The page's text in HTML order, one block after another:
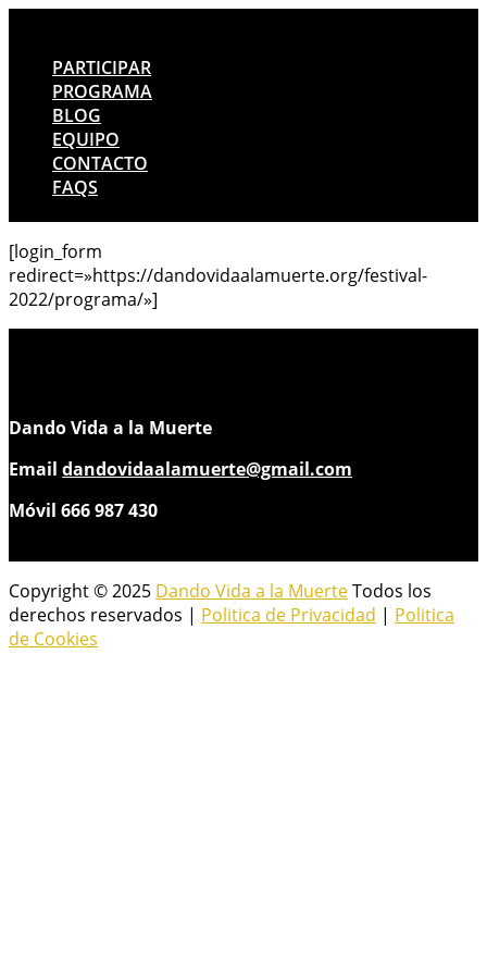
PARTICIPAR
PROGRAMA
BLOG
EQUIPO
CONTACTO
FAQS
[login_form
redirect=»https://dandovidaalamuerte.org/festival-
2022/programa/»]
Dando Vida a la Muerte
Email dandovidaalamuerte@gmail.com
Móvil 666 987 430
Copyright © 2025 Dando Vida a la MuerteTodos los
derechos reservados | Politica de Privacidad | Politica
de Cookies